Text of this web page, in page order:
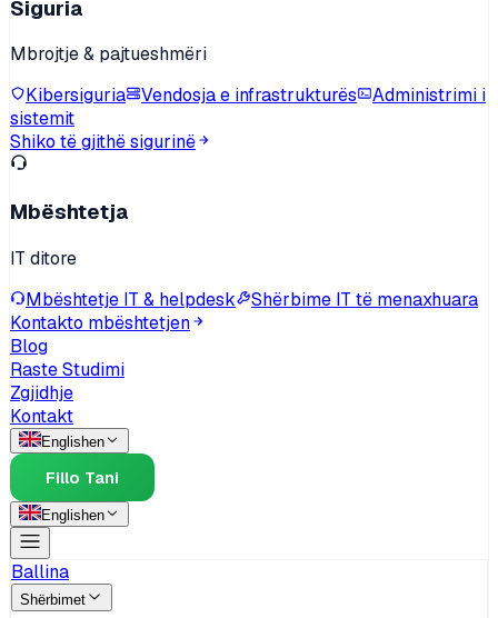
Siguria
Mbrojtje & pajtueshmëri
Kibersiguria
Vendosja e infrastrukturës
Administrimi i
sistemit
Shiko të gjithë sigurinë
Mbështetja
IT ditore
Mbështetje IT & helpdesk
Shërbime IT të menaxhuara
Kontakto mbështetjen
Blog
Raste Studimi
Zgjidhje
Kontakt
Englishen
Fillo Tani
Englishen
Ballina
Shërbimet